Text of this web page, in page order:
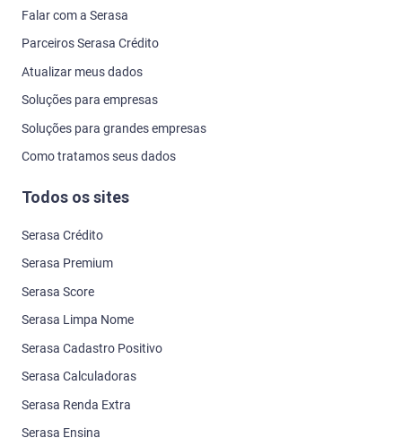
Serasa Score
Serasa Limpa Nome
Serasa Cadastro Positivo
Serasa Calculadoras
Serasa Renda Extra
Serasa Ensina
Serasa Seguros
Carteira de Dados
Pontos de Atendimento
Telefones
Central de Ajuda
Denuncie uma fraude digital